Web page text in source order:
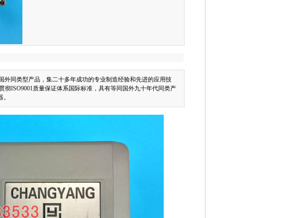
外同类型产品，集二十多年成功的专业制造经验和先进的应用技
彻ISO9001质量保证体系国际标准，具有等同国外九十年代同类产